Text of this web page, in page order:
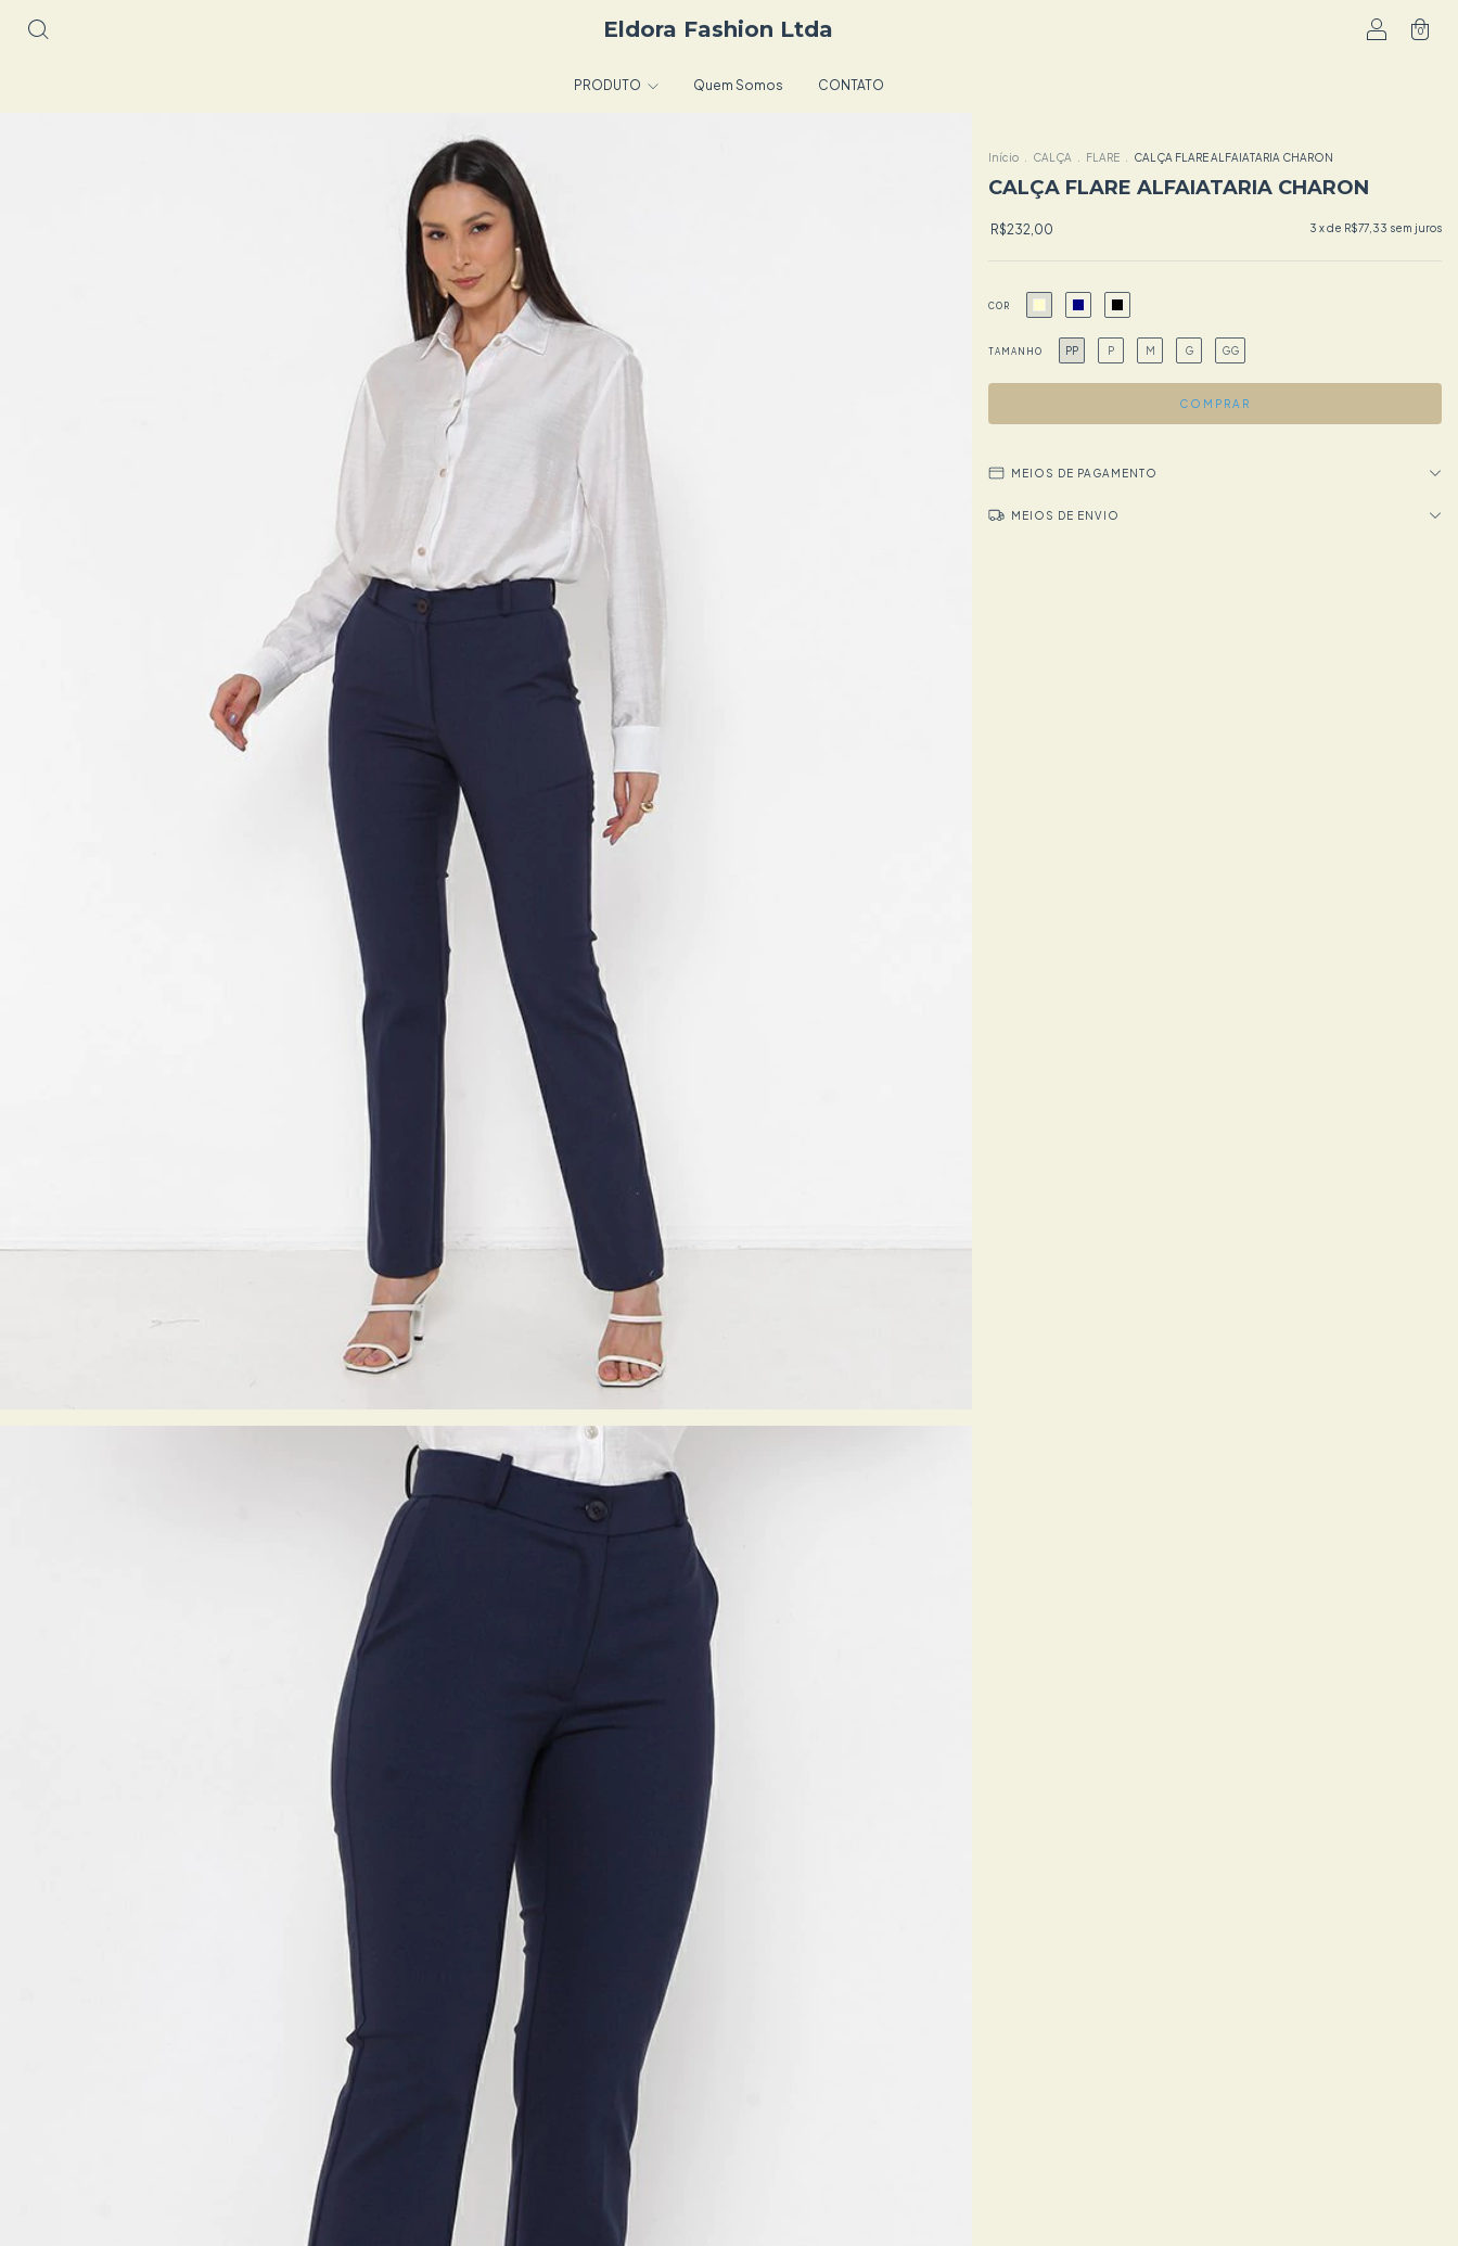
Eldora Fashion Ltda 0
PRODUTO Quem Somos CONTATO
Início CALÇA FLARE CALÇA FLARE ALFAIATARIA CHARON
CALÇA FLARE ALFAIATARIA CHARON
R$232,00 3 x de R$77,33 sem juros
COR
TAMANHO PP P M G GG
MEIOS DE PAGAMENTO
MEIOS DE ENVIO